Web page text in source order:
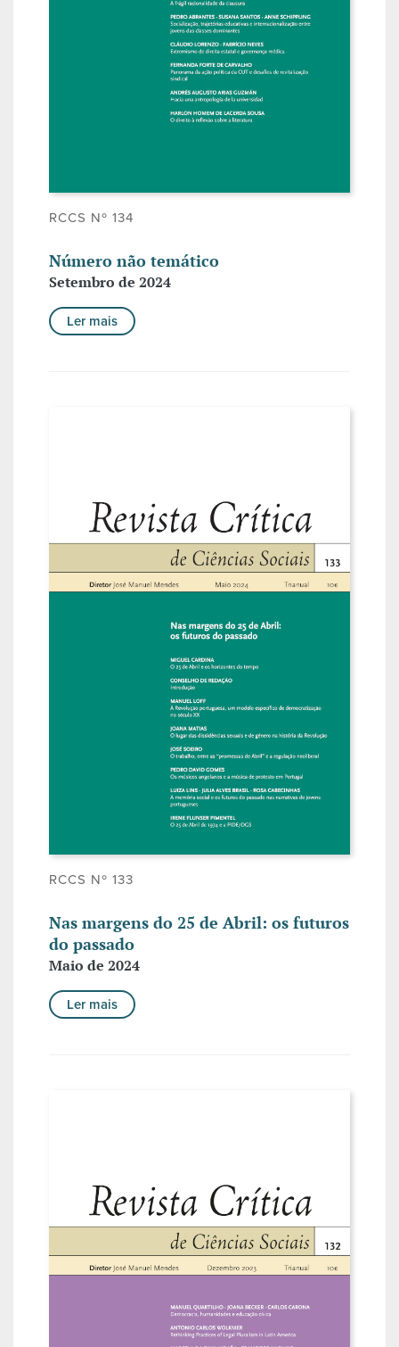
RCCS Nº 134
Número não temático
Setembro de 2024
Ler mais
RCCS Nº 133
Nas margens do 25 de Abril: os futuros
do passado
Maio de 2024
Ler mais